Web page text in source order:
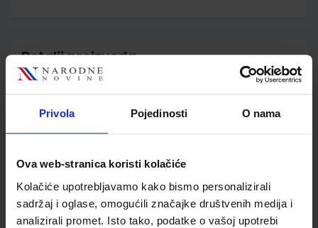
Privola Pojedinosti O nama
Ova web-stranica koristi kolačiće
Kolačiće upotrebljavamo kako bismo personalizirali
sadržaj i oglase, omogućili značajke društvenih medija i
analizirali promet. Isto tako, podatke o vašoj upotrebi
Detalji proizvoda
Šifra proizvoda